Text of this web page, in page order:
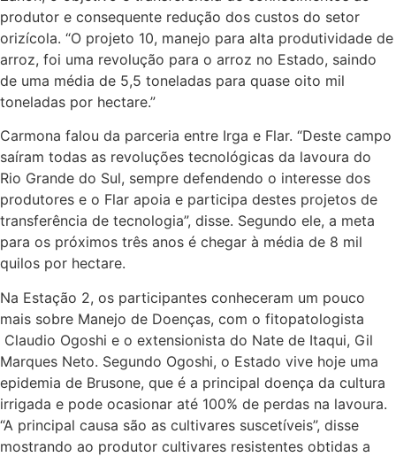
produtor e consequente redução dos custos do setor
orizícola. “O projeto 10, manejo para alta produtividade de
arroz, foi uma revolução para o arroz no Estado, saindo
de uma média de 5,5 toneladas para quase oito mil
toneladas por hectare.”
Carmona falou da parceria entre Irga e Flar. “Deste campo
saíram todas as revoluções tecnológicas da lavoura do
Rio Grande do Sul, sempre defendendo o interesse dos
produtores e o Flar apoia e participa destes projetos de
transferência de tecnologia”, disse. Segundo ele, a meta
para os próximos três anos é chegar à média de 8 mil
quilos por hectare.
Na Estação 2, os participantes conheceram um pouco
mais sobre Manejo de Doenças, com o fitopatologista
Claudio Ogoshi e o extensionista do Nate de Itaqui, Gil
Marques Neto. Segundo Ogoshi, o Estado vive hoje uma
epidemia de Brusone, que é a principal doença da cultura
irrigada e pode ocasionar até 100% de perdas na lavoura.
“A principal causa são as cultivares suscetíveis”, disse
mostrando ao produtor cultivares resistentes obtidas a